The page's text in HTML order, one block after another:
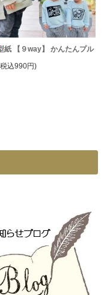
紙 【９way】 かんたんプル
込990円)